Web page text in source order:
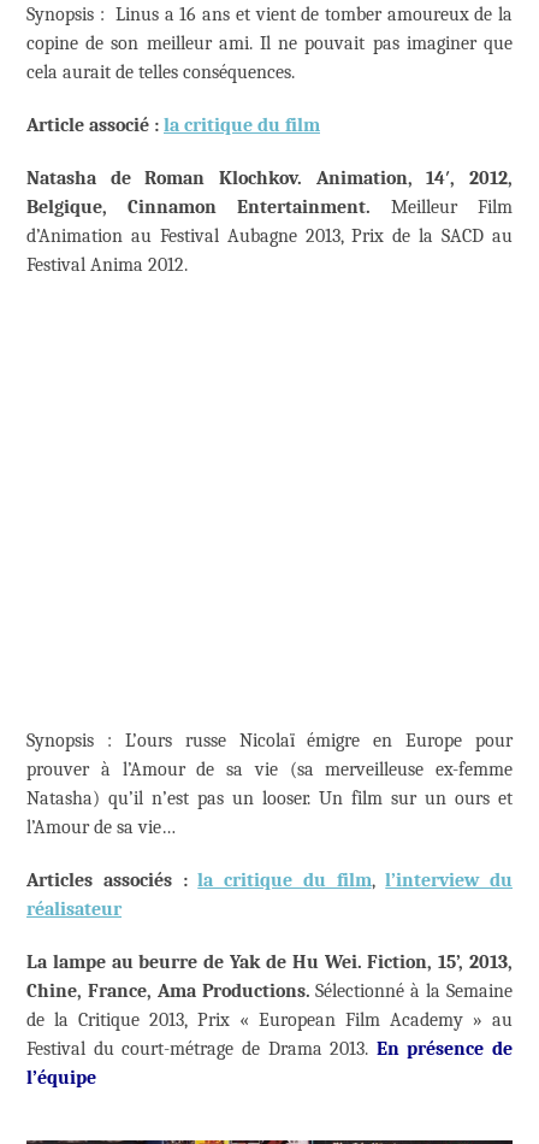
Synopsis : Linus a 16 ans et vient de tomber amoureux de la
copine de son meilleur ami. Il ne pouvait pas imaginer que
cela aurait de telles conséquences.
Article associé : la critique du film
Natasha de Roman Klochkov. Animation, 14′, 2012,
Belgique, Cinnamon Entertainment. Meilleur Film
d’Animation au Festival Aubagne 2013, Prix de la SACD au
Festival Anima 2012.
Synopsis : L’ours russe Nicolaï émigre en Europe pour
prouver à l’Amour de sa vie (sa merveilleuse ex-femme
Natasha) qu’il n’est pas un looser. Un film sur un ours et
l’Amour de sa vie…
Articles associés :la critique du film,l’interview du
réalisateur
La lampe au beurre de Yak de Hu Wei. Fiction, 15’, 2013,
Chine, France, Ama Productions. Sélectionné à la Semaine
de la Critique 2013, Prix « European Film Academy » au
Festival du court-métrage de Drama 2013. En présence de
l’équipe